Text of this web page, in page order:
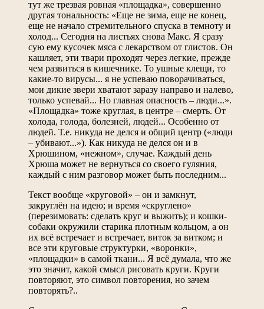
тут же трезвая ровная «площадка», совершенно
другая тональность: «Еще не зима, еще не конец,
еще не начало стремительного спуска в темноту и
холод... Сегодня на листьях снова Макс. Я сразу
сую ему кусочек мяса с лекарством от глистов. Он
кашляет, эти твари проходят через легкие, прежде
чем развиться в кишечнике. То ушные клещи, то
какие-то вирусы... я не успеваю поворачиваться,
мои дикие звери хватают заразу направо и налево,
только успевай... Но главная опасность – люди...».
«Площадка» тоже круглая, в центре – смерть. От
холода, голода, болезней, людей... Особенно от
людей. Т.е. никуда не делся и общий центр («люди
– убивают...»). Как никуда не делся он и в
Хрюшином, «нежном», случае. Каждый день
Хрюша может не вернуться со своего гуляния,
каждый с ним разговор может быть последним...
Текст вообще «круговой» – он и замкнут,
закруглён на идею; и время «скруглено»
(перезимовать: сделать круг и выжить); и кошки-
собаки окружили старика плотным кольцом, а он
их всё встречает и встречает, виток за витком; и
все эти круговые структурки, «воронки»,
«площадки» в самой ткани... Я всё думала, что же
это значит, какой смысл рисовать круги. Круги
повторяют, это символ повторения, но зачем
повторять?..